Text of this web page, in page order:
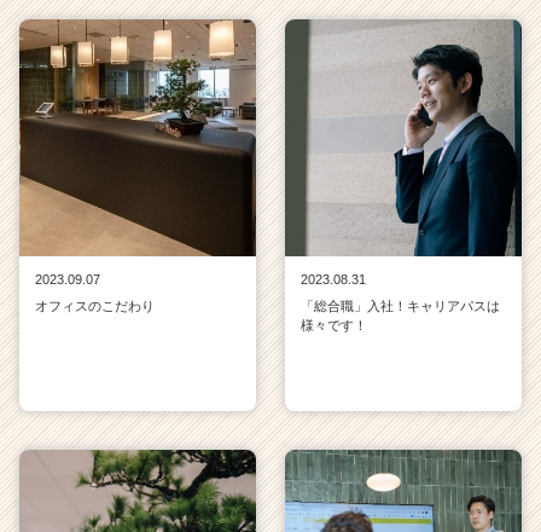
2023.09.07
オフィスのこだわり
2023.08.31
「総合職」入社！キャリアパスは
様々です！